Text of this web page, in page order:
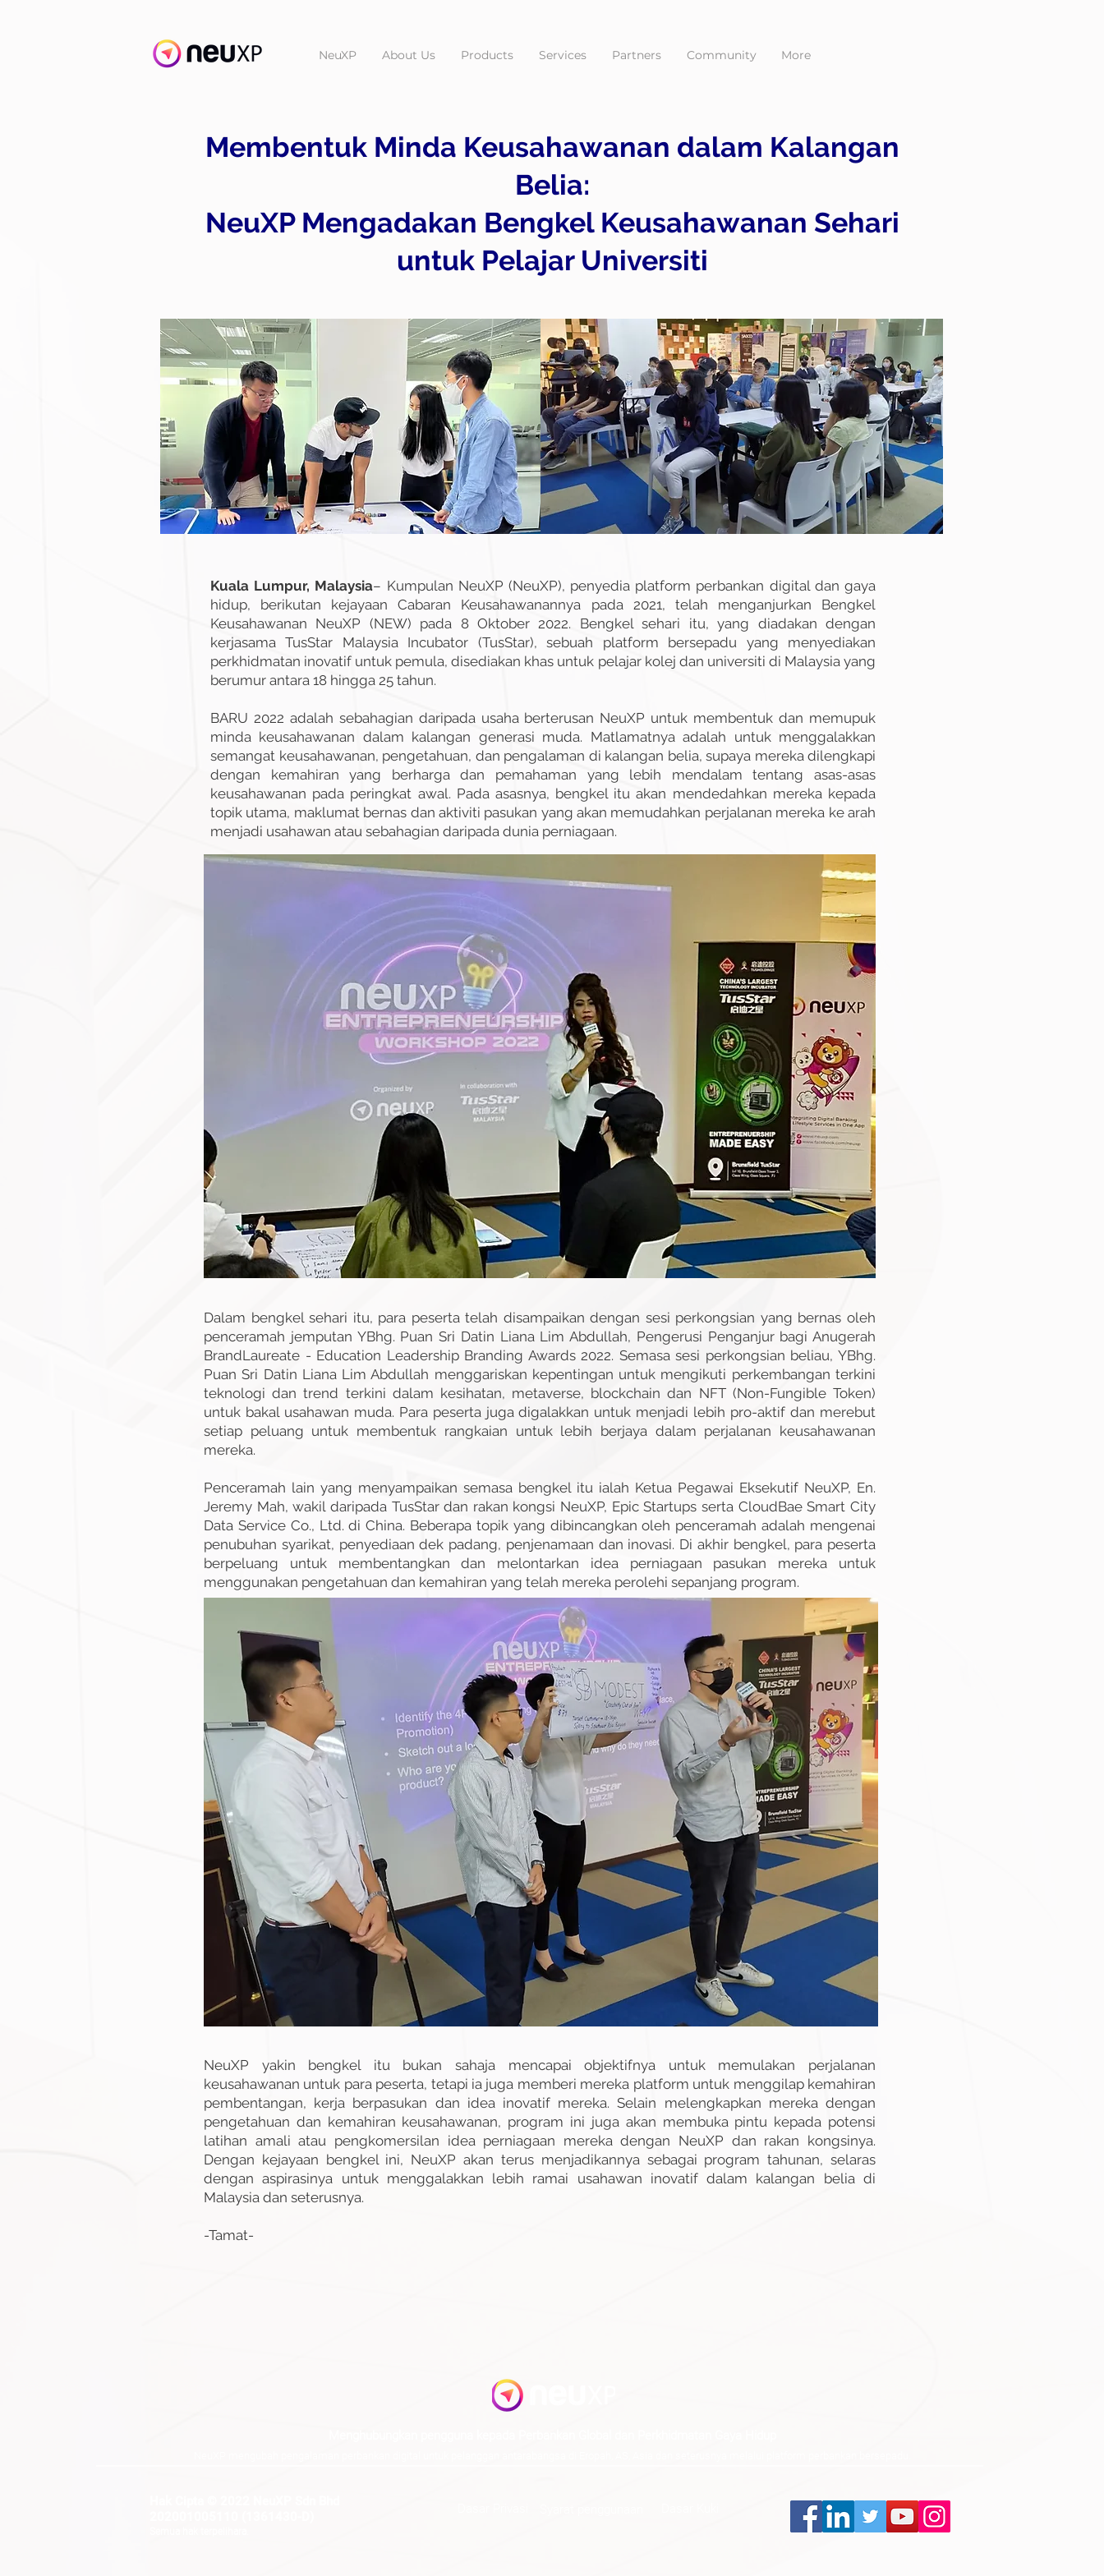
NeuXP About Us Products Services Partners Community More
Membentuk Minda Keusahawanan dalam Kalangan
Belia:
NeuXP Mengadakan Bengkel Keusahawanan Sehari
untuk Pelajar Universiti
Kuala Lumpur, Malaysia– Kumpulan NeuXP (NeuXP), penyedia platform perbankan digital dan gaya
hidup, berikutan kejayaan Cabaran Keusahawanannya pada 2021, telah menganjurkan Bengkel
Keusahawanan NeuXP (NEW) pada 8 Oktober 2022. Bengkel sehari itu, yang diadakan dengan
kerjasama TusStar Malaysia Incubator (TusStar), sebuah platform bersepadu yang menyediakan
perkhidmatan inovatif untuk pemula, disediakan khas untuk pelajar kolej dan universiti di Malaysia yang
berumur antara 18 hingga 25 tahun.
BARU 2022 adalah sebahagian daripada usaha berterusan NeuXP untuk membentuk dan memupuk
minda keusahawanan dalam kalangan generasi muda. Matlamatnya adalah untuk menggalakkan
semangat keusahawanan, pengetahuan, dan pengalaman di kalangan belia, supaya mereka dilengkapi
dengan kemahiran yang berharga dan pemahaman yang lebih mendalam tentang asas-asas
keusahawanan pada peringkat awal. Pada asasnya, bengkel itu akan mendedahkan mereka kepada
topik utama, maklumat bernas dan aktiviti pasukan yang akan memudahkan perjalanan mereka ke arah
menjadi usahawan atau sebahagian daripada dunia perniagaan.
Dalam bengkel sehari itu, para peserta telah disampaikan dengan sesi perkongsian yang bernas oleh
penceramah jemputan YBhg. Puan Sri Datin Liana Lim Abdullah, Pengerusi Penganjur bagi Anugerah
BrandLaureate - Education Leadership Branding Awards 2022. Semasa sesi perkongsian beliau, YBhg.
Puan Sri Datin Liana Lim Abdullah menggariskan kepentingan untuk mengikuti perkembangan terkini
teknologi dan trend terkini dalam kesihatan, metaverse, blockchain dan NFT (Non-Fungible Token)
untuk bakal usahawan muda. Para peserta juga digalakkan untuk menjadi lebih pro-aktif dan merebut
setiap peluang untuk membentuk rangkaian untuk lebih berjaya dalam perjalanan keusahawanan
mereka.
Penceramah lain yang menyampaikan semasa bengkel itu ialah Ketua Pegawai Eksekutif NeuXP, En.
Jeremy Mah, wakil daripada TusStar dan rakan kongsi NeuXP, Epic Startups serta CloudBae Smart City
Data Service Co., Ltd. di China. Beberapa topik yang dibincangkan oleh penceramah adalah mengenai
penubuhan syarikat, penyediaan dek padang, penjenamaan dan inovasi. Di akhir bengkel, para peserta
berpeluang untuk membentangkan dan melontarkan idea perniagaan pasukan mereka untuk
menggunakan pengetahuan dan kemahiran yang telah mereka perolehi sepanjang program.
NeuXP yakin bengkel itu bukan sahaja mencapai objektifnya untuk memulakan perjalanan
keusahawanan untuk para peserta, tetapi ia juga memberi mereka platform untuk menggilap kemahiran
pembentangan, kerja berpasukan dan idea inovatif mereka. Selain melengkapkan mereka dengan
pengetahuan dan kemahiran keusahawanan, program ini juga akan membuka pintu kepada potensi
latihan amali atau pengkomersilan idea perniagaan mereka dengan NeuXP dan rakan kongsinya.
Dengan kejayaan bengkel ini, NeuXP akan terus menjadikannya sebagai program tahunan, selaras
dengan aspirasinya untuk menggalakkan lebih ramai usahawan inovatif dalam kalangan belia di
Malaysia dan seterusnya.
-Tamat-